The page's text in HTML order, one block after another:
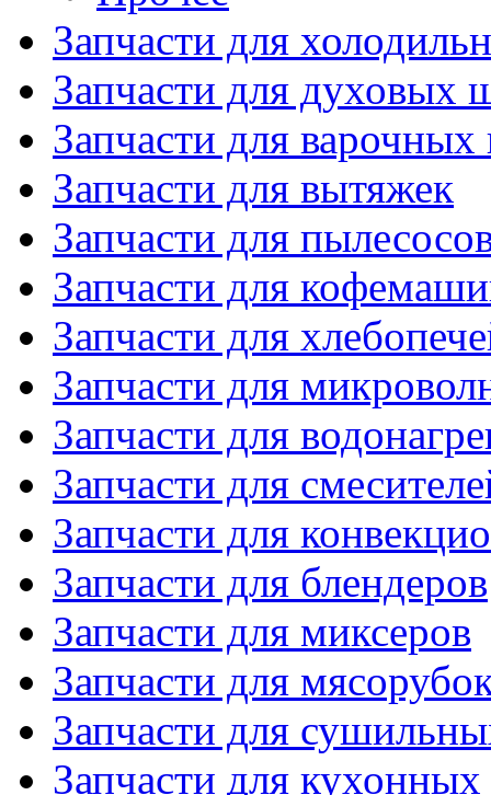
Запчасти для
Запчасти для духовых
Запчасти для варочных
Запчасти для вытяжек
Запчасти для
Запчасти для
Запчасти для
Запчасти для
Запчасти для
Запчасти для
Запчасти для
Запчасти для блендеров
Запчасти для миксеров
Запчасти для
Запчасти для
Запчасти для